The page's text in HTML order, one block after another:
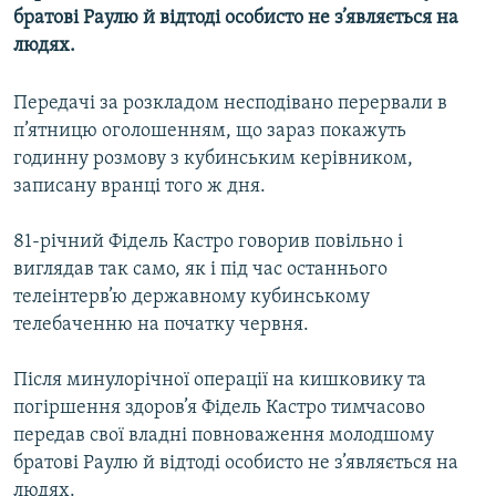
МУЛЬТИМЕДІА
ФОТО
СПЕЦПРОЄКТИ
ПОДКАСТИ
КРИМ РЕАЛІЇ
РУС
УКР
КТАТ
братові Раулю й відтоді особисто не з’являється на
людях.
Передачі за розкладом несподівано перервали в
п’ятницю оголошенням, що зараз покажуть
годинну розмову з кубинським керівником,
записану вранці того ж дня.
81-річний Фідель Кастро говорив повільно і
виглядав так само, як і під час останнього
телеінтерв’ю державному кубинському
телебаченню на початку червня.
Після минулорічної операції на кишковику та
погіршення здоров’я Фідель Кастро тимчасово
передав свої владні повноваження молодшому
братові Раулю й відтоді особисто не з’являється на
людях.